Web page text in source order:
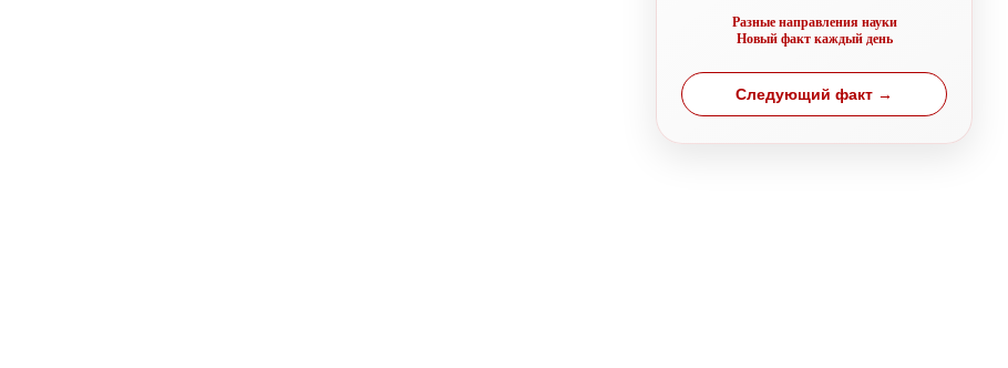
Разные направления науки
Новый факт каждый день
Следующий факт →